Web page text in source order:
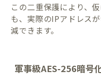
この二重保護により、
も、実際のIPアドレス
減できます。
軍事級AES-256暗号